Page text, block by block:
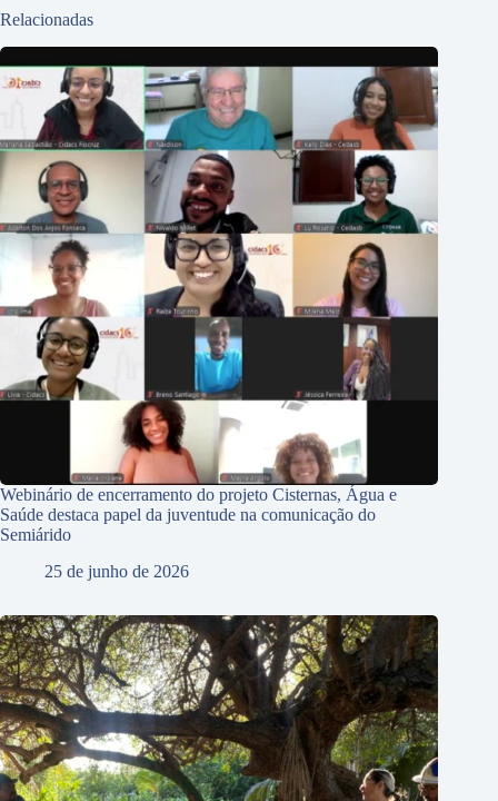
Relacionadas
Webinário de encerramento do projeto Cisternas, Água e
Saúde destaca papel da juventude na comunicação do
Semiárido
25 de junho de 2026